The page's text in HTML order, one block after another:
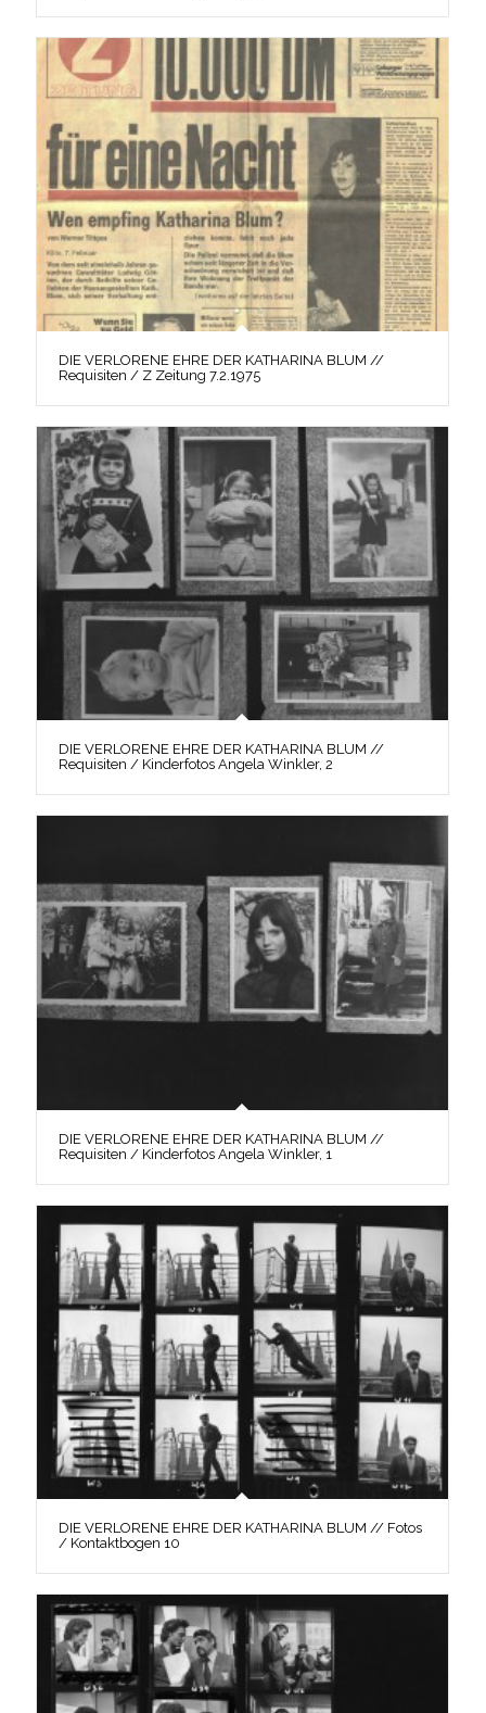
DIE VERLORENE EHRE DER KATHARINA BLUM //
Requisiten / Z Zeitung 7.2.1975
DIE VERLORENE EHRE DER KATHARINA BLUM //
Requisiten / Kinderfotos Angela Winkler, 2
DIE VERLORENE EHRE DER KATHARINA BLUM //
Requisiten / Kinderfotos Angela Winkler, 1
DIE VERLORENE EHRE DER KATHARINA BLUM // Fotos
/ Kontaktbogen 10